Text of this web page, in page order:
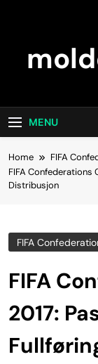
MENU
Home
FIFA
FIFA Confederations
Distribusjon
FIFA
FIFA
2017: